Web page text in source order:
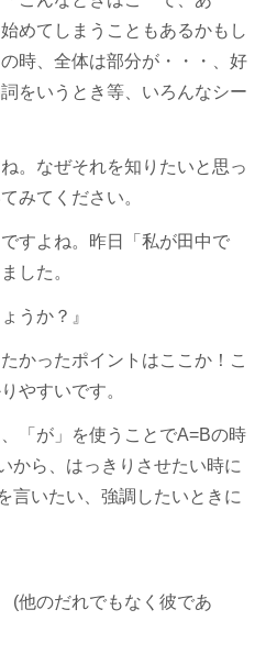
めてしまうこともあるかもし
時、全体は部分が・・・、好
をいうとき等、いろんなシー
。なぜそれを知りたいと思っ
みてください。
すよね。昨日「私が田中で
した。
うか？』
かったポイントはここか！こ
やすいです。
「が」を使うことでA=Bの時
から、はっきりさせたい時に
言いたい、強調したいときに
他のだれでもなく彼であ